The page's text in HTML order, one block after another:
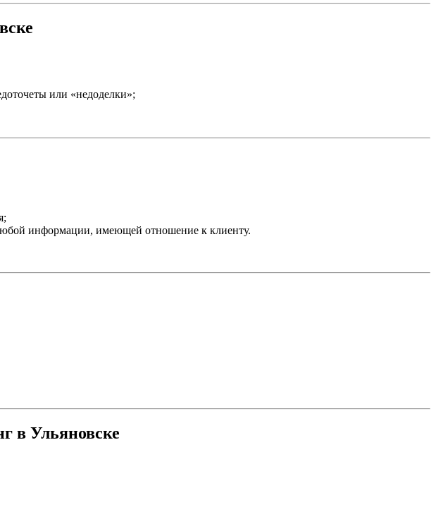
или «недоделки»;
информации, имеющей отношение к клиенту.
в Ульяновске